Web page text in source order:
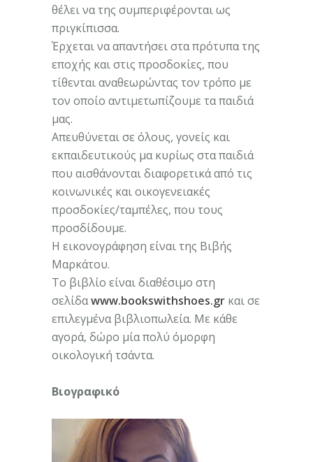
θέλει να της συμπεριφέρονται ως
πριγκίπισσα.
Έρχεται να απαντήσει στα πρότυπα της
εποχής και στις προσδοκίες, που
τίθενται αναθεωρώντας τον τρόπο με
τον οποίο αντιμετωπίζουμε τα παιδιά
μας.
Απευθύνεται σε όλους, γονείς και
εκπαιδευτικούς μα κυρίως στα παιδιά
που αισθάνονται διαφορετικά από τις
κοινωνικές και οικογενειακές
προσδοκίες/ταμπέλες, που τους
προσδίδουμε.
Η εικονογράφηση είναι της Βιβής
Μαρκάτου.
Το βιβλίο είναι διαθέσιμο στη
σελίδαwww.bookswithshoes.gr και σε
επιλεγμένα βιβλιοπωλεία. Με κάθε
αγορά, δώρο μία πολύ όμορφη
οικολογική τσάντα.
Βιογραφικό